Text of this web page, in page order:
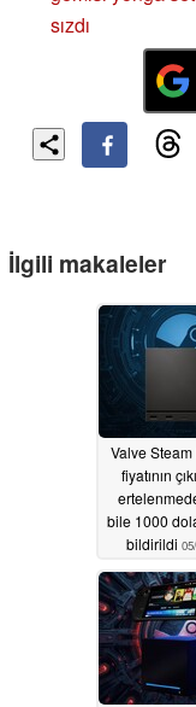
sızdı
İlgili makaleler
Valve
fiyatının
bile 1000
bildirildi